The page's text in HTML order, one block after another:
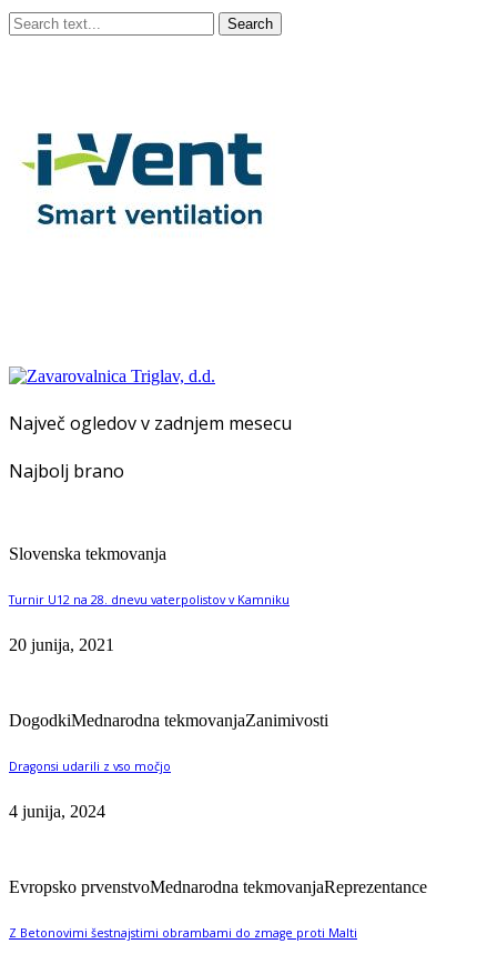
Search
Največ ogledov v zadnjem mesecu
Najbolj brano
Slovenska tekmovanja
Turnir U12 na 28. dnevu vaterpolistov v Kamniku
20 junija, 2021
DogodkiMednarodna tekmovanjaZanimivosti
Dragonsi udarili z vso močjo
4 junija, 2024
Evropsko prvenstvoMednarodna tekmovanjaReprezentance
Z Betonovimi šestnajstimi obrambami do zmage proti Malti